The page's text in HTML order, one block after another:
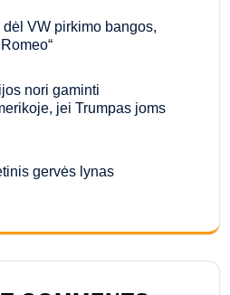
VW pirkimo bangos,
nori gaminti
jei Trumpas joms
gervės lynas